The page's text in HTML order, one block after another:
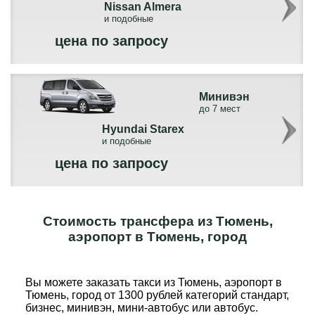
Nissan Almera
и подобные
цена по запросу
Минивэн
до 7 мест
Hyundai Starex
и подобные
цена по запросу
Стоимость трансфера из Тюмень,
аэропорт в Тюмень, город
Вы можете заказать такси из Тюмень, аэропорт в
Тюмень, город от 1300 рублей категорий стандарт,
бизнес, минивэн, мини-автобус или автобус.